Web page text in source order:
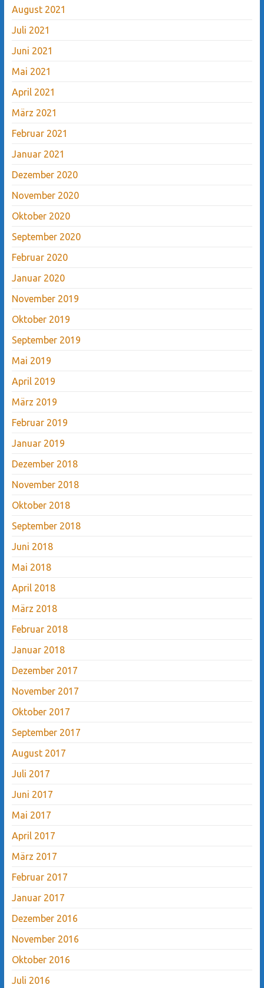
August 2021
Juli 2021
Juni 2021
Mai 2021
April 2021
März 2021
Februar 2021
Januar 2021
Dezember 2020
November 2020
Oktober 2020
September 2020
Februar 2020
Januar 2020
November 2019
Oktober 2019
September 2019
Mai 2019
April 2019
März 2019
Februar 2019
Januar 2019
Dezember 2018
November 2018
Oktober 2018
September 2018
Juni 2018
Mai 2018
April 2018
März 2018
Februar 2018
Januar 2018
Dezember 2017
November 2017
Oktober 2017
September 2017
August 2017
Juli 2017
Juni 2017
Mai 2017
April 2017
März 2017
Februar 2017
Januar 2017
Dezember 2016
November 2016
Oktober 2016
Juli 2016